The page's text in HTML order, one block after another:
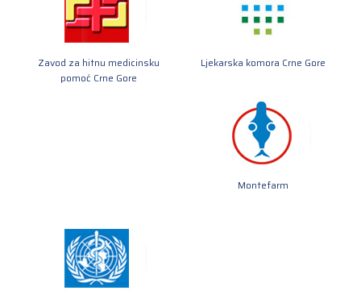
Zavod za hitnu medicinsku
pomoć Crne Gore
Ljekarska komora Crne Gore
Montefarm